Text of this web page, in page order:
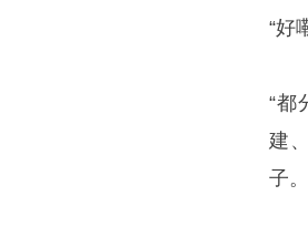
“好
“都
建
子